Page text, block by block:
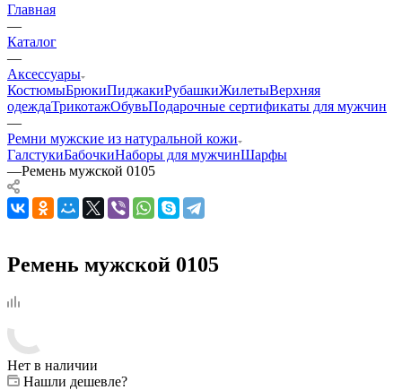
Главная
—
Каталог
—
Аксессуары
КостюмыБрюкиПиджакиРубашкиЖилетыВерхняя
одеждаТрикотажОбувьПодарочные сертификаты для мужчин
—
Ремни мужские из натуральной кожи
ГалстукиБабочкиНаборы для мужчинШарфы
—Ремень мужской 0105
Ремень мужской 0105
Нет в наличии
Нашли дешевле?